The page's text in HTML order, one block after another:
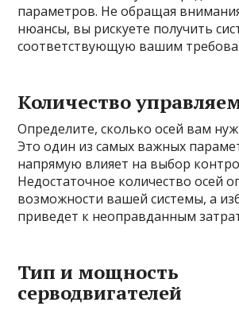
параметров. Не обращая
нюансы, вы рискуете получить
соответствующую вашим
Количество
Определите, сколько осей вам
Это один из самых важных
напрямую влияет на выбор
Недостаточное количество осей
возможности вашей системы, а
приведет к неоправданным
Тип и мощность
серводвигателей